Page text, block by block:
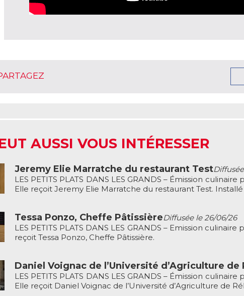
AUSSI VOUS INTÉRESSER
Jeremy Elie Marratche du restaurant Test
LES PETITS PLATS DANS LES GRANDS – Émission
Elle reçoit Jeremy Elie Marratche du restaurant Test. Installé
Tessa Ponzo, Cheffe PâtissièreDiffusée le 26/06/26
LES PETITS PLATS DANS LES GRANDS – Emission
reçoit Tessa Ponzo, Cheffe Pâtissière.
Daniel Voignac de l’Université d’Agriculture de
LES PETITS PLATS DANS LES GRANDS – Émission
Elle reçoit Daniel Voignac de l’Université d’Agriculture de